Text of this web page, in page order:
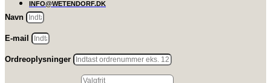
INFO@WETENDORF.DK
Navn
E-mail
Ordreoplysninger